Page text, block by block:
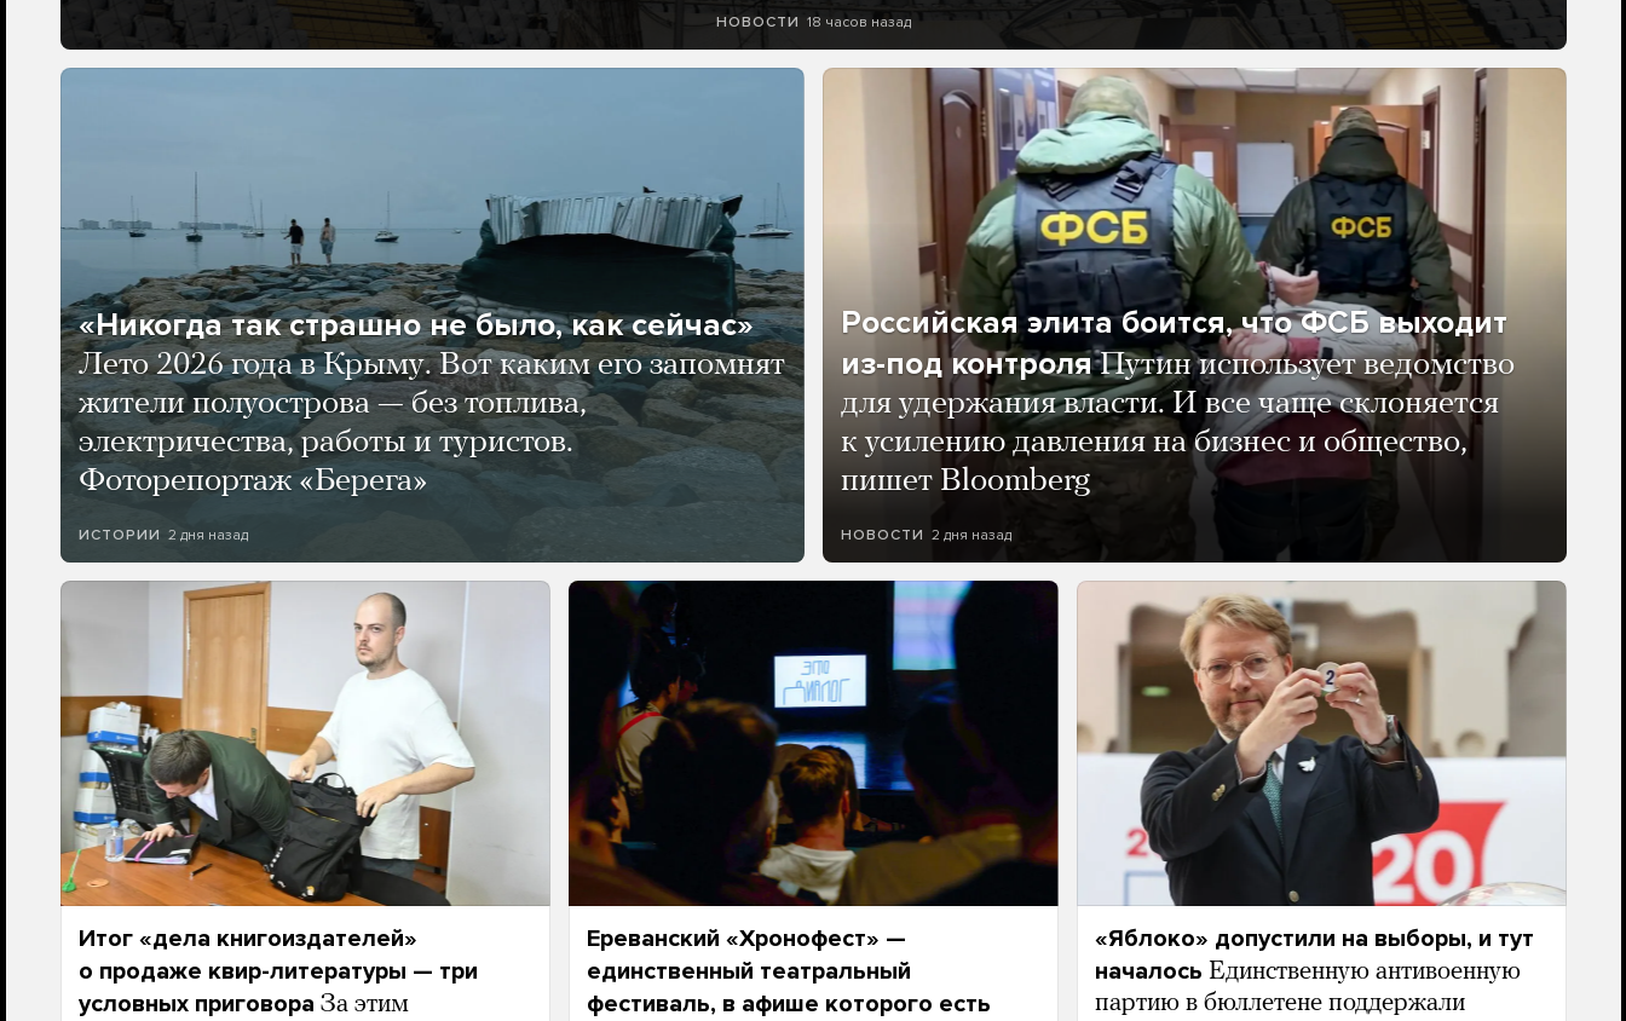
НОВОСТИ 18 часов назад
«Никогда так страшно не было, как сейчас»
Лето 2026 года в Крыму. Вот каким его запомнят
жители полуострова — без топлива,
электричества, работы и туристов.
Фоторепортаж «Берега»
ИСТОРИИ 2 дня назад
Российская элита боится, что ФСБ выходит
из-под контроля Путин использует ведомство
для удержания власти. И все чаще склоняется
к усилению давления на бизнес и общество,
пишет Bloomberg
НОВОСТИ 2 дня назад
Итог «дела книгоиздателей»
о продаже квир-литературы — три
условных приговора За этим
Ереванский «Хронофест» —
единственный театральный
фестиваль, в афише которого есть
«Яблоко» допустили на выборы, и тут
началось Единственную антивоенную
партию в бюллетене поддержали